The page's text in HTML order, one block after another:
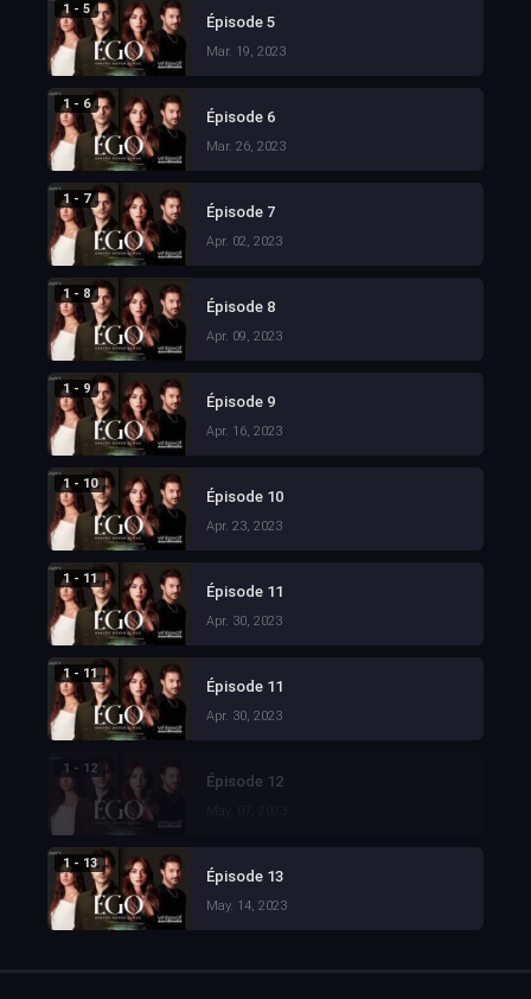
1 - 5
Épisode 5
Mar. 19, 2023
1 - 6
Épisode 6
Mar. 26, 2023
1 - 7
Épisode 7
Apr. 02, 2023
1 - 8
Épisode 8
Apr. 09, 2023
1 - 9
Épisode 9
Apr. 16, 2023
1 - 10
Épisode 10
Apr. 23, 2023
1 - 11
Épisode 11
Apr. 30, 2023
1 - 11
Épisode 11
Apr. 30, 2023
1 - 12
Épisode 12
1 - 13
Épisode 13
May. 14, 2023